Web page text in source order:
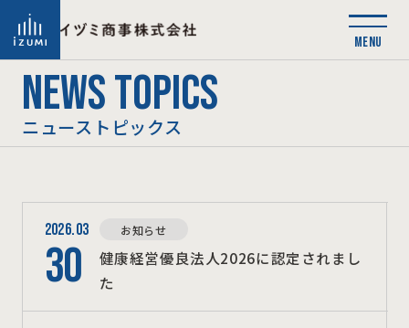
NEWS TOPICS
ニューストピックス
2026.03
30
お知らせ
健康経営優良法人2026に認定されまし
た